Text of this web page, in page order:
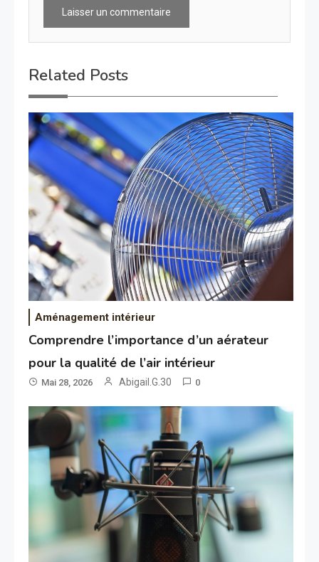
Related Posts
Aménagement intérieur
Comprendre l’importance d’un aérateur
pour la qualité de l’air intérieur
Mai 28, 2026 Abigail.G.30 0